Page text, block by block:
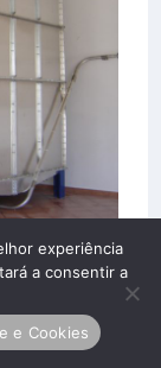
experiência
a consentir a
e Cookies